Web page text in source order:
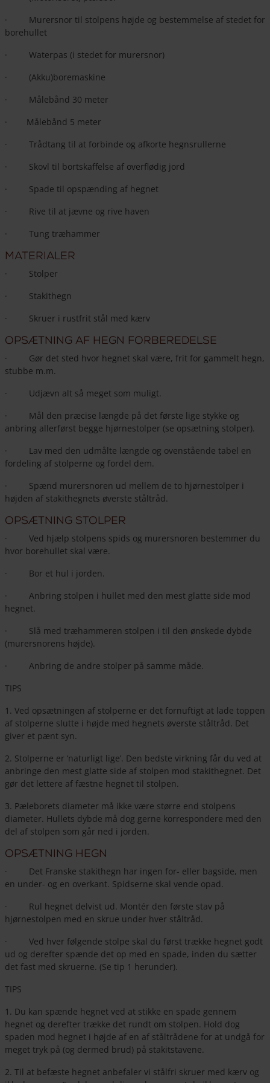
· Murersnor til stolpens højde og bestemmelse af stedet for
borehullet
· Waterpas (i stedet for murersnor)
· (Akku)boremaskine
· Målebånd 30 meter
· Målebånd 5 meter
· Trådtang til at forbinde og afkorte hegnsrullerne
· Skovl til bortskaffelse af overflødig jord
· Spade til opspænding af hegnet
· Rive til at jævne og rive haven
· Tung træhammer
Materialer
· Stolper
· Stakithegn
· Skruer i rustfrit stål med kærv
Opsætning af hegn forberedelse
· Gør det sted hvor hegnet skal være, frit for gammelt hegn,
stubbe m.m.
· Udjævn alt så meget som muligt.
· Mål den præcise længde på det første lige stykke og
anbring allerførst begge hjørnestolper (se opsætning stolper).
· Lav med den udmålte længde og ovenstående tabel en
fordeling af stolperne og fordel dem.
· Spænd murersnoren ud mellem de to hjørnestolper i
højden af stakithegnets øverste ståltråd.
Opsætning stolper
· Ved hjælp stolpens spids og murersnoren bestemmer du
hvor borehullet skal være.
· Bor et hul i jorden.
· Anbring stolpen i hullet med den mest glatte side mod
hegnet.
· Slå med træhammeren stolpen i til den ønskede dybde
(murersnorens højde).
· Anbring de andre stolper på samme måde.
TIPS
1. Ved opsætningen af stolperne er det fornuftigt at lade toppen
af stolperne slutte i højde med hegnets øverste ståltråd. Det
giver et pænt syn.
2. Stolperne er ‘naturligt lige’. Den bedste virkning får du ved at
anbringe den mest glatte side af stolpen mod stakithegnet. Det
gør det lettere af fæstne hegnet til stolpen.
3. Pæleborets diameter må ikke være større end stolpens
diameter. Hullets dybde må dog gerne korrespondere med den
del af stolpen som går ned i jorden.
Opsætning hegn
· Det Franske stakithegn har ingen for- eller bagside, men
en under- og en overkant. Spidserne skal vende opad.
· Rul hegnet delvist ud. Montér den første stav på
hjørnestolpen med en skrue under hver ståltråd.
· Ved hver følgende stolpe skal du først trække hegnet godt
ud og derefter spænde det op med en spade, inden du sætter
det fast med skruerne. (Se tip 1 herunder).
TIPS
1. Du kan spænde hegnet ved at stikke en spade gennem
hegnet og derefter trække det rundt om stolpen. Hold dog
spaden mod hegnet i højde af en af ståltrådene for at undgå for
meget tryk på (og dermed brud) på stakitstavene.
2. Til at befæste hegnet anbefaler vi stålfri skruer med kærv og